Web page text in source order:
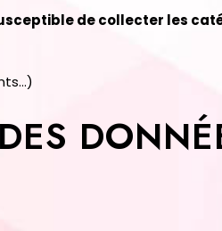
de collecter les